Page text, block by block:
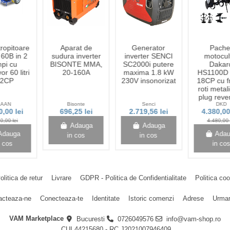
in 2
cu
60 litri
lei
lei
cos
Aparat de
sudura inverter
BISONTE MMA,
20-160A
Bisonte
696,25 lei
Adauga
in cos
Generator
inverter SENCI
SC2000i putere
maxima 1.8 kW
230V insonorizat
Senci
2.719,56 lei
Adauga
in cos
18CP cu
roti
plug
DKD
4.480,00
in cos
de retur Livrare GDPR - Politica de Confidentialitate Politica
ne Conecteaza-te Identitate Istoric comenzi Adrese
VAM Marketplace Bucuresti 0726049576
info@vam-shop.ro